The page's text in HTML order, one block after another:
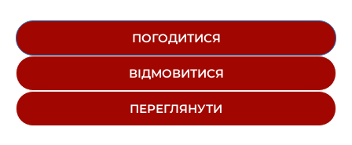
ПОГОДИТИСЯ
ВІДМОВИТИСЯ
ПЕРЕГЛЯНУТИ
© 1995-2026 РК «ЗАХІДНИЙ ПОЛЮС»
РЕДАКЦІЙНИЙ СТАТУТ
СТРУКТУРА ВЛАСНОСТІ